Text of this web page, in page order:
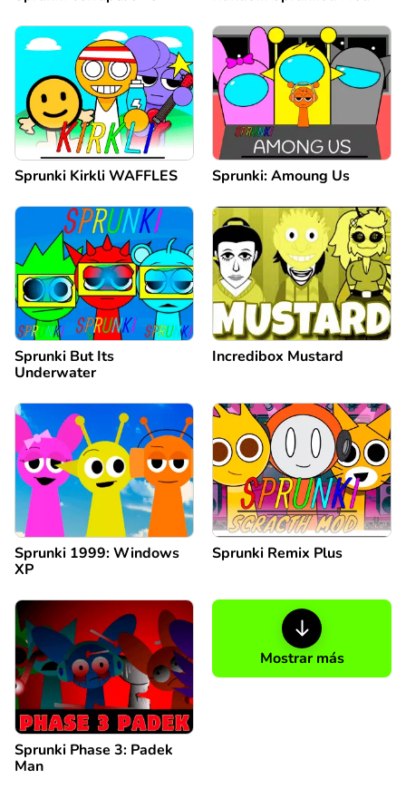
Sprunki Kirkli WAFFLES Sprunki: Amoung Us
Sprunki But Its
Underwater
Incredibox Mustard
Sprunki 1999: Windows
XP
Sprunki Remix Plus
Sprunki Phase 3: Padek
Man
Mostrar más